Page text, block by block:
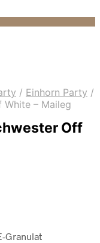
/ Einhorn Party /
White – Maileg
Off
Granulat